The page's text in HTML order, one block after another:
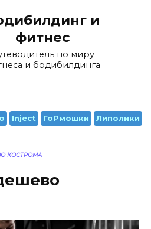
и
фитнес
по миру
и бодибилдинга
Inject ГоРмошки Липолики
КОСТРОМА